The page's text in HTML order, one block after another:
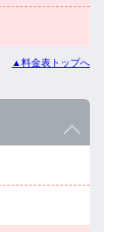
▲料金表トップへ